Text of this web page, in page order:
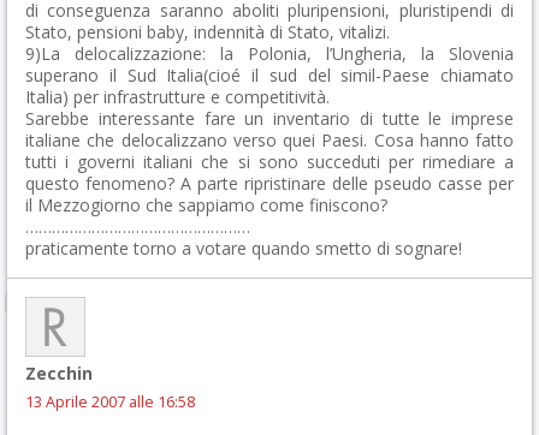
di conseguenza saranno aboliti pluripensioni, pluristipendi di
Stato, pensioni baby, indennità di Stato, vitalizi.
9)La delocalizzazione: la Polonia, l’Ungheria, la Slovenia
superano il Sud Italia(cioé il sud del simil-Paese chiamato
Italia) per infrastrutture e competitività.
Sarebbe interessante fare un inventario di tutte le imprese
italiane che delocalizzano verso quei Paesi. Cosa hanno fatto
tutti i governi italiani che si sono succeduti per rimediare a
questo fenomeno? A parte ripristinare delle pseudo casse per
il Mezzogiorno che sappiamo come finiscono?
……………………………………………
praticamente torno a votare quando smetto di sognare!
Zecchin
13 Aprile 2007 alle 16:58